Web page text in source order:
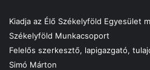
Kiadja az Élő Székelyföld Egyesület
Székelyföld Munkacsoport
Felelős szerkesztő, lapigazgató,
Simó Márton